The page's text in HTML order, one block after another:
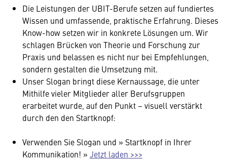
Die Leistungen der UBIT-Berufe setzen auf fundiertes
Wissen und umfassende, praktische Erfahrung. Dieses
Know-how setzen wir in konkrete Lösungen um. Wir
schlagen Brücken von Theorie und Forschung zur
Praxis und belassen es nicht nur bei Empfehlungen,
sondern gestalten die Umsetzung mit.
Unser Slogan bringt diese Kernaussage, die unter
Mithilfe vieler Mitglieder aller Berufsgruppen
erarbeitet wurde, auf den Punkt – visuell verstärkt
durch den den Startknopf:
Verwenden Sie Slogan und » Startknopf in Ihrer
Kommunikation! » Jetzt laden >>>